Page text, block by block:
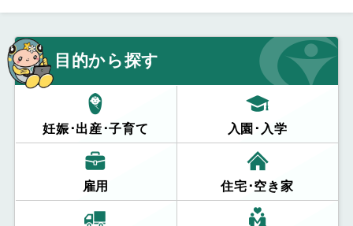
目的から探す
妊娠･出産･子育て 入園･入学
雇用 住宅･空き家